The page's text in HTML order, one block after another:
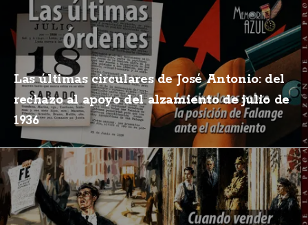
Las últimas circulares de José Antonio: del
rechazo al apoyo del alzamiento de julio de
1936